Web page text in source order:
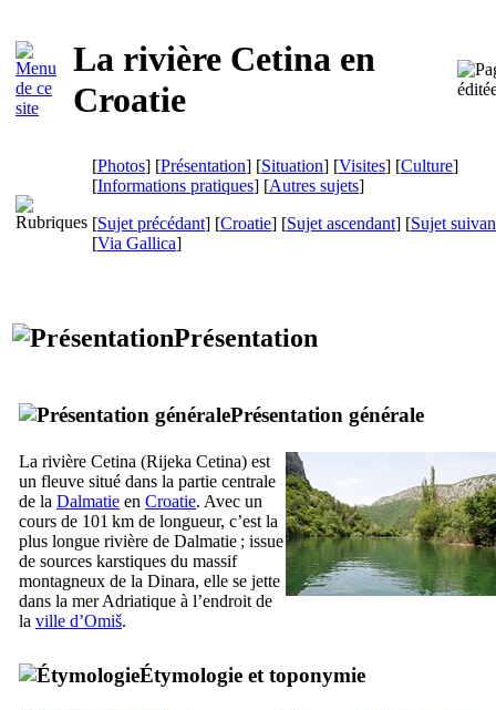
La rivière Cetina en
Croatie
[Photos] [Présentation] [Situation] [Visites] [Culture]
[Informations pratiques] [Autres sujets]
[Sujet précédant] [Croatie] [Sujet ascendant] [Sujet
[Via Gallica]
Présentation
Présentation générale
La rivière Cetina (Rijeka Cetina) est
un fleuve situé dans la partie centrale
de la Dalmatie en Croatie. Avec un
cours de 101 km de longueur, c’est la
plus longue rivière de Dalmatie ; issue
de sources karstiques du massif
montagneux de la Dinara, elle se jette
dans la mer Adriatique à l’endroit de
la ville d’Omiš.
Étymologie et toponymie